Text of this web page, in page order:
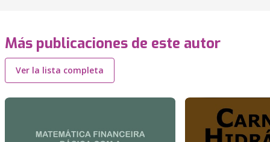
Más publicaciones de este autor
Ver la lista completa